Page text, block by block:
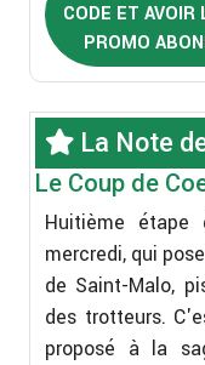
CODE ET
PROMO
La Note
Le Coup de
Huitième
mercredi, qui
de Saint-Malo,
des trotteurs.
proposé à la